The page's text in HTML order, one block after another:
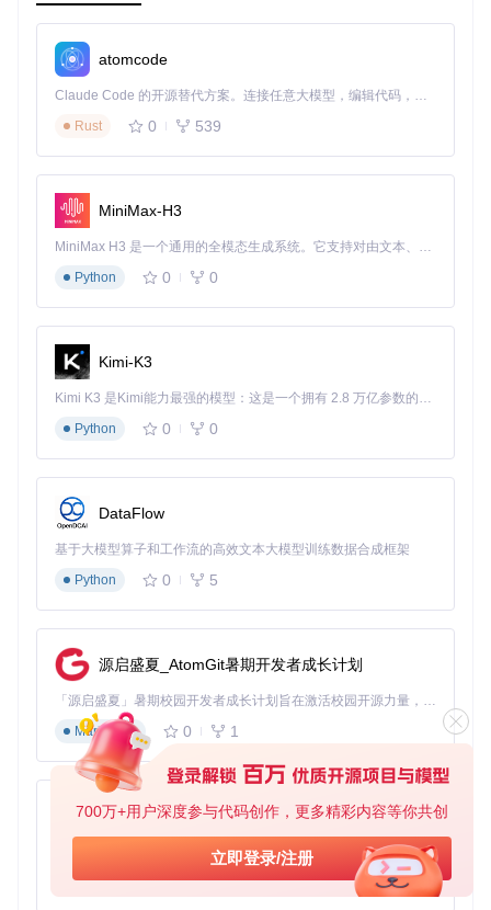
700万+用户深度参与代码创作，更多精彩内容等你共创
立即登录/注册
atomcode
Claude Code 的开源替代方案。连接任意大模型，编辑代码，运行命令，自动验证 — 全自动执行。用 Rust 构建，极致性能。 ｜ An open-source alternative to Claude Code. Connect any LLM, edit code, run commands, and verify changes — autonomously. Built in Rust for speed. Get Started
Rust
0 539
MiniMax-H3
MiniMax H3 是一个通用的全模态生成系统。它支持对由文本、图像、视频和音频组成的多模态上下文进行统一理解，并能生成分辨率高达 2K、时长可达 15 秒的带原生立体声音频的视频。得益于面向任务泛化的系统设计，H3 在预训练阶段就已具备广泛的多模态上下文理解与生成能力，能够出色地执行复杂的多模态指令。
Python
0 0
Kimi-K3
Kimi K3 是Kimi能力最强的模型：这是一个拥有 2.8 万亿参数的混合专家（MoE）模型，具备原生视觉理解能力，并支持 100 万 token 的上下文窗口。
Python
0 0
DataFlow
基于大模型算子和工作流的高效文本大模型训练数据合成框架
Python
0 5
源启盛夏_AtomGit暑期开发者成长计划
「源启盛夏」暑期校园开发者成长计划旨在激活校园开源力量，通过积分激励、认证扶持、资源倾斜等形式，引导高校组织和开发者完成「入驻 — 建项目 — 做贡献 — 获认证 — 得资源」的完整闭环。无论你是想带领社团入驻平台的组织者，还是希望用代码贡献证明自己的开发者，都能在这里找到属于你的成长路径。
Markdown
0 1
py-xiaozhi
基于Python的Xiaozhi AI，适用于想要完整Xiaozhi体验而无需拥有专用硬件的用户。
Python
0 1